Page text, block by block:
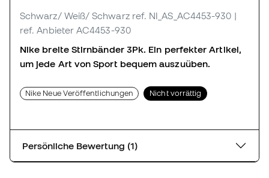
Schwarz/ Weiß/ Schwarz ref. NI_AS_AC4453-930 |
ref. Anbieter AC4453-930
Nike breite Stirnbänder 3Pk. Ein perfekter Artikel,
um jede Art von Sport bequem auszuüben.
Nike Neue Veröffentlichungen Nicht vorrättig
Persönliche Bewertung (1)